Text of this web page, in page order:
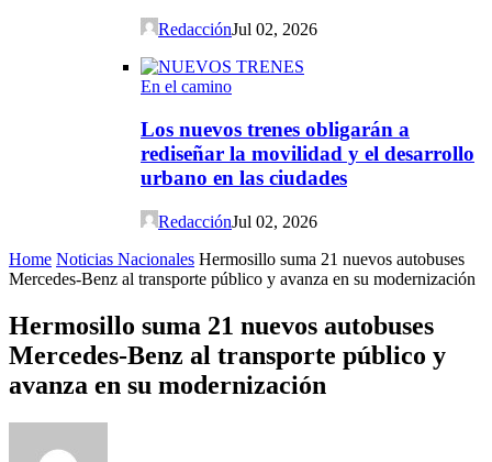
RedacciónJul 02, 2026
En el camino
Los nuevos trenes obligarán a
rediseñar la movilidad y el desarrollo
urbano en las ciudades
RedacciónJul 02, 2026
Home Noticias Nacionales Hermosillo suma 21 nuevos autobuses
Mercedes-Benz al transporte público y avanza en su modernización
Hermosillo suma 21 nuevos autobuses
Mercedes-Benz al transporte público y
avanza en su modernización